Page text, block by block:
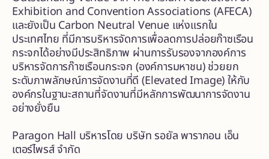
Exhibition and Convention Associations (AFECA)
และยังเป็น Carbon Neutral Venue แห่งแรกใน
ประเทศไทย ที่มีการบริหารจัดการเพื่อลดการปล่อยก๊าซเรือน
กระจกได้อย่างมีประสิทธิภาพ ผ่านการรับรองจากองค์การ
บริหารจัดการก๊าซเรือนกระจก (องค์การมหาชน) ช่วยยก
ระดับภาพลักษณ์การจัดงานที่ดี (Elevated Image) ให้กับ
องค์กรในฐานะสถานที่จัดงานที่มีหลักการพัฒนาการจัดงาน
อย่างยั่งยืน
Paragon Hall บริหารโดย บริษัท รอยัล พารากอน เอ็น
เตอร์ไพรส์ จำกัด